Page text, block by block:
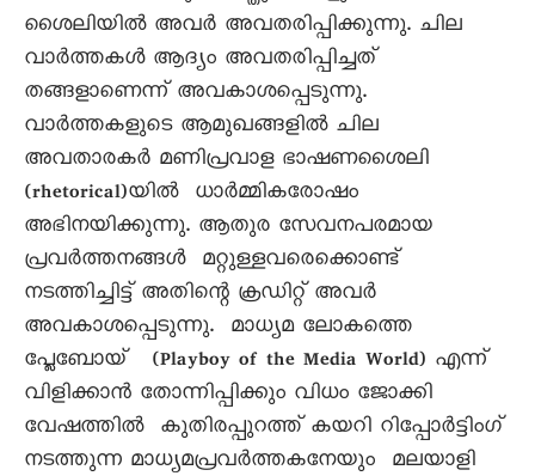
ശൈലിയിൽ അവർ അവതരിപ്പിക്കുന്നു. ചില
വാർത്തകൾ ആദ്യം അവതരിപ്പിച്ചത്
തങ്ങളാണെന്ന് അവകാശപ്പെടുന്നു.
വാർത്തകളുടെ ആമുഖങ്ങളിൽ ചില
അവതാരകർ മണിപ്രവാള ഭാഷണശൈലി
(rhetorical)യിൽ ധാർമ്മികരോഷം
അഭിനയിക്കുന്നു. ആതുര സേവനപരമായ
പ്രവർത്തനങ്ങൾ മറ്റുള്ളവരെക്കൊണ്ട്
നടത്തിച്ചിട്ട് അതിന്റെ ക്രഡിറ്റ് അവർ
അവകാശപ്പെടുന്നു. മാധ്യമ ലോകത്തെ
പ്ലേബോയ് (Playboy of the Media World) എന്ന്
വിളിക്കാൻ തോന്നിപ്പിക്കും വിധം ജോക്കി
വേഷത്തിൽ കുതിരപ്പുറത്ത് കയറി റിപ്പോർട്ടിംഗ്
നടത്തുന്ന മാധ്യമപ്രവർത്തകനേയും മലയാളി